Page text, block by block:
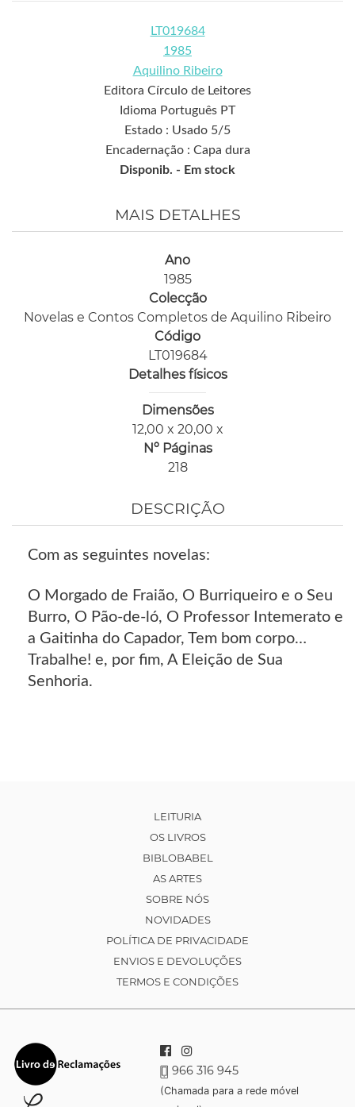
LT019684
1985
Aquilino Ribeiro
Editora Círculo de Leitores
Idioma Português PT
Estado : Usado 5/5
Encadernação : Capa dura
Disponib. - Em stock
MAIS DETALHES
Ano
1985
Colecção
Novelas e Contos Completos de Aquilino Ribeiro
Código
LT019684
Detalhes físicos
Dimensões
12,00 x 20,00 x
Nº Páginas
218
DESCRIÇÃO
Com as seguintes novelas:
O Morgado de Fraião, O Burriqueiro e o Seu
Burro, O Pão-de-ló, O Professor Intemerato e
a Gaitinha do Capador, Tem bom corpo…
Trabalhe! e, por fim, A Eleição de Sua
Senhoria.
LEITURIA
OS LIVROS
BIBLOBABEL
AS ARTES
SOBRE NÓS
NOVIDADES
POLÍTICA DE PRIVACIDADE
ENVIOS E DEVOLUÇÕES
TERMOS E CONDIÇÕES
966 316 945
(Chamada para a rede móvel